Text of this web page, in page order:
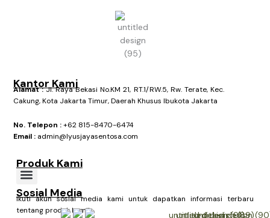
Kantor Kami
Alamat :Jl. Raya Bekasi No.KM 21, RT.1/RW.5, Rw. Terate, Kec.
Cakung, Kota Jakarta Timur, Daerah Khusus Ibukota Jakarta
No. Telepon :+62 815-8470-6474
Email : admin@lyusjayasentosa.com
Produk Kami
Sosial Media
Ikuti akun sosial media kami untuk dapatkan informasi terbaru
tentang produk kami!